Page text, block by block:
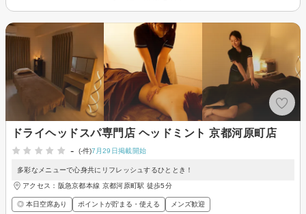
ドライヘッドスパ専門店 ヘッドミント 京都河原町店
-
(-件)7月29日掲載開始
多彩なメニューで心身共にリフレッシュするひととき！
アクセス：阪急京都本線 京都河原町駅 徒歩5分
◎ 本日空席あり ポイントが貯まる・使える メンズ歓迎